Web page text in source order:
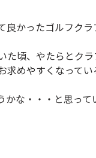
かったゴルフクラ
た頃、やたらとク
めやすくなってい
かな・・・と思って